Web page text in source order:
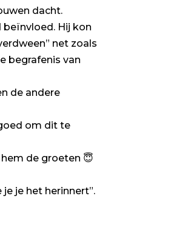
dacht.
Hij kon
net zoals
begrafenis van
de andere
om dit te
de groeten 😇
je het herinnert”.